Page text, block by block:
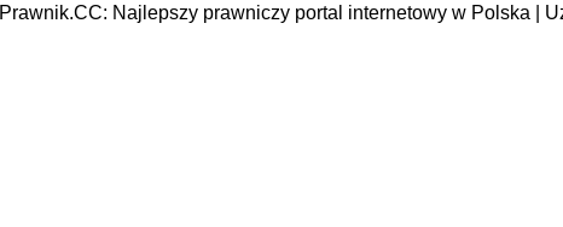
Prawnik.CC: Najlepszy prawniczy portal internetowy w Polska |